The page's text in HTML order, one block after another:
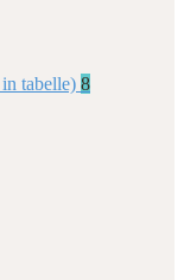
tabelle) 8